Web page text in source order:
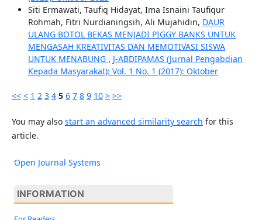
Siti Ermawati, Taufiq Hidayat, Ima Isnaini Taufiqur
Rohmah, Fitri Nurdianingsih, Ali Mujahidin, DAUR
ULANG BOTOL BEKAS MENJADI PIGGY BANKS UNTUK
MENGASAH KREATIVITAS DAN MEMOTIVASI SISWA
UNTUK MENABUNG , J-ABDIPAMAS (Jurnal Pengabdian
Kepada Masyarakat): Vol. 1 No. 1 (2017): Oktober
<< < 1 2 3 4 5 6 7 8 9 10 > >>
You may also start an advanced similarity search for this
article.
Open Journal Systems
INFORMATION